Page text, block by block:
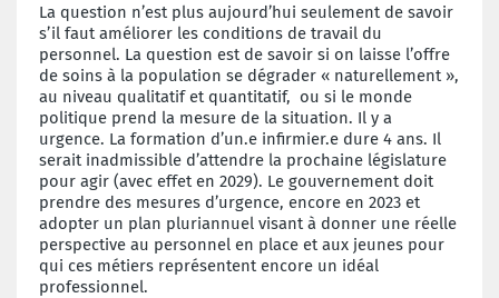
La question n’est plus aujourd’hui seulement de savoir
s’il faut améliorer les conditions de travail du
personnel. La question est de savoir si on laisse l’offre
de soins à la population se dégrader « naturellement »,
au niveau qualitatif et quantitatif, ou si le monde
politique prend la mesure de la situation. Il y a
urgence. La formation d’un.e infirmier.e dure 4 ans. Il
serait inadmissible d’attendre la prochaine législature
pour agir (avec effet en 2029). Le gouvernement doit
prendre des mesures d’urgence, encore en 2023 et
adopter un plan pluriannuel visant à donner une réelle
perspective au personnel en place et aux jeunes pour
qui ces métiers représentent encore un idéal
professionnel.